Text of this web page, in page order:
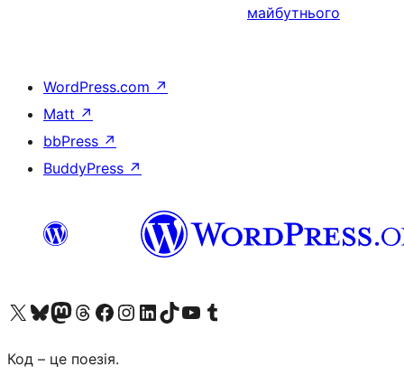
майбутнього
WordPress.com ↗
Matt ↗
bbPress ↗
BuddyPress ↗
Visit our X (formerly Twitter) account
Visit our Bluesky account
Завітайте до нашої стрічки в Mastodon
Visit our Threads account
Завітайте на нашу сторінку в Facebook
Visit our Instagram account
Visit our LinkedIn account
Visit our TikTok account
Visit our YouTube channel
Visit our Tumblr account
Код – це поезія.